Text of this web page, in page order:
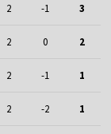
2 -1 3
2 0 2
2 -1 1
2 -2 1